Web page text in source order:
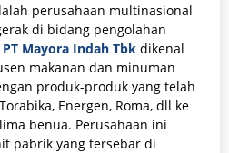
perusahaan multinasional
di bidang pengolahan
PT Mayora Indah Tbk dikenal
makanan dan minuman
produk-produk yang telah
Energen, Roma, dll ke
benua. Perusahaan ini
pabrik yang tersebar di